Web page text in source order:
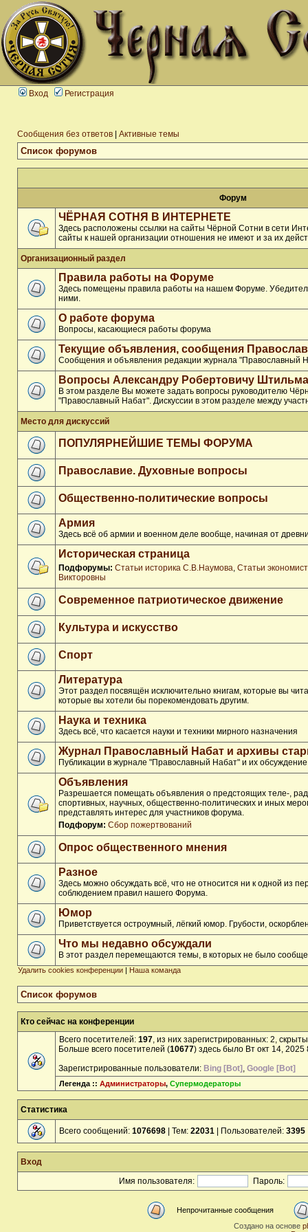
Вход Регистрация
Сообщения без ответов Активные темы
Список форумов
Форум
ЧЁРНАЯ СОТНЯ В ИНТЕРНЕТЕ
Здесь расположены ссылки на сайты Чёрной Сотни в сети
сайты к нашей организации отношения не имеют и за их
Организационный раздел
Правила работы на Форуме
Здесь помещены правила работы на нашем Форуме.
ними.
О работе форума
Вопросы, касающиеся работы форума
Текущие объявления, сообщения
Сообщения и объявления редакции журнала "Православный
Вопросы Александру Робертовичу
В этом разделе Вы можете задать вопросы руководителю
"Православный Набат". Дискуссии в этом разделе между
Место для дискуссий
ПОПУЛЯРНЕЙШИЕ ТЕМЫ ФОРУМА
Православие. Духовные вопросы
Общественно-политические вопросы
Армия
Здесь всё об армии и военном деле вообще, начиная от
Историческая страница
Подфорумы: Статьи историка С.В.Наумова, Статьи
Викторовны
Современное патриотическое движение
Культура и искусство
Спорт
Литература
Этот раздел посвящён исключительно книгам, которые вы
которые вы хотели бы порекомендовать другим.
Наука и техника
Здесь всё, что касается науки и техники мирного назначения
Журнал Православный Набат и архивы
Публикации в журнале "Православный Набат" и их обсуждение
Объявления
Разрешается помещать объявления о предстоящих теле-,
спортивных, научных, общественно-политических и иных
представлять интерес для участников форума.
Подфорум: Сбор пожертвований
Опрос общественного мнения
Разное
Здесь можно обсуждать всё, что не относится ни к одной из
соблюдением правил нашего Форума.
Юмор
Приветствуется остроумный, лёгкий юмор. Грубости,
Что мы недавно обсуждали
В этот раздел перемещаются темы, в которых не было
Удалить cookies конференции | Наша команда
Список форумов
Кто сейчас на конференции
Всего посетителей: 197, из них зарегистрированных: 2,
Больше всего посетителей (10677) здесь было Вт окт 14, 2025
Зарегистрированные пользователи: Bing [Bot] , Google [Bot]
Легенда :: Администраторы, Супермодераторы
Статистика
Всего сообщений: 1076698 | Тем: 22031 | Пользователей: 3395
Вход
Имя пользователя:
Пароль:
Непрочитанные сообщения
Создано на основе